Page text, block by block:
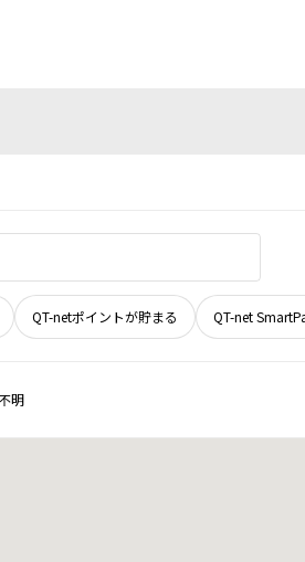
QT-netポイントが貯まる QT-net
明